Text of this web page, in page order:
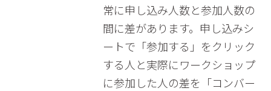
常に申し込み人数と参加人数の
間に差があります。申し込みシ
ートで「参加する」をクリック
する人と実際にワークショップ
に参加した人の差を「コンバー